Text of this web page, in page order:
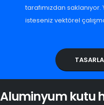
tarafımızdan
isteseniz vektörel
Aluminyum kutu